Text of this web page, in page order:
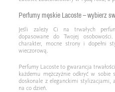
Perfumy męskie Lacoste – wybierz
Jeśli zależy Ci na trwałych
dopasowane do Twojej
charakter, mocne strony i dopełni
wieczorową.
Perfumy Lacoste to gwarancja
każdemu mężczyźnie odkryć w sobie
doskonale z eleganckimi stylizacjami,
na co dzień.